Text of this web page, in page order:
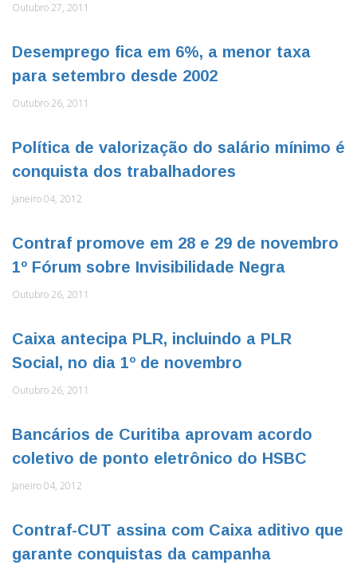
Outubro 27, 2011
Desemprego fica em 6%, a menor taxa
para setembro desde 2002
Outubro 26, 2011
Política de valorização do salário mínimo é
conquista dos trabalhadores
Janeiro 04, 2012
Contraf promove em 28 e 29 de novembro
1º Fórum sobre Invisibilidade Negra
Outubro 26, 2011
Caixa antecipa PLR, incluindo a PLR
Social, no dia 1º de novembro
Outubro 26, 2011
Bancários de Curitiba aprovam acordo
coletivo de ponto eletrônico do HSBC
Janeiro 04, 2012
Contraf-CUT assina com Caixa aditivo que
garante conquistas da campanha